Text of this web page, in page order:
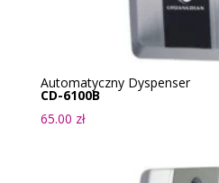
Automatyczny Dyspenser
CD-6100B
65.00 zł